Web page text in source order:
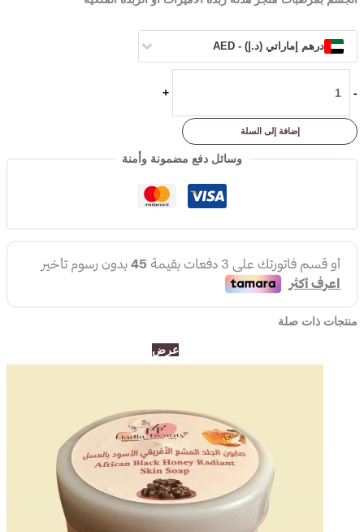
درهم إماراتي (د.إ) - AED
-
+
إضافة إلى السلة
وسائل دفع مضمونة وأمنة
منتجات ذات صلة
عرض
هو:
السعر
الحالي
هو: